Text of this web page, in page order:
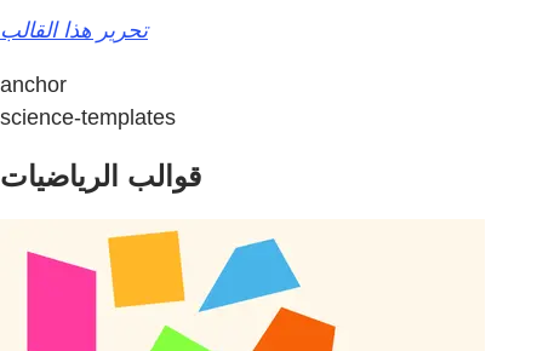
تحرير هذا القالب
anchor
science-templates
قوالب الرياضيات